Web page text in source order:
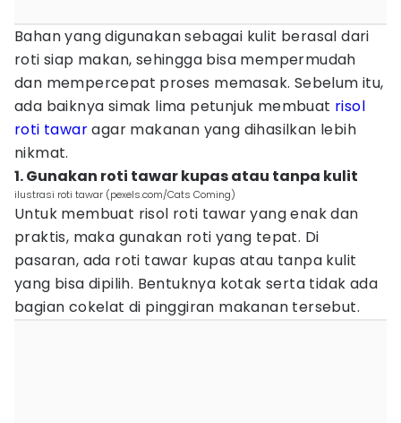
Bahan yang digunakan sebagai kulit berasal dari
roti siap makan, sehingga bisa mempermudah
dan mempercepat proses memasak. Sebelum itu,
ada baiknya simak lima petunjuk membuat risol
roti tawaragar makanan yang dihasilkan lebih
nikmat.
1. Gunakan roti tawar kupas atau tanpa kulit
ilustrasi roti tawar (pexels.com/Cats Coming)
Untuk membuat risol roti tawar yang enak dan
praktis, maka gunakan roti yang tepat. Di
pasaran, ada roti tawar kupas atau tanpa kulit
yang bisa dipilih. Bentuknya kotak serta tidak ada
bagian cokelat di pinggiran makanan tersebut.